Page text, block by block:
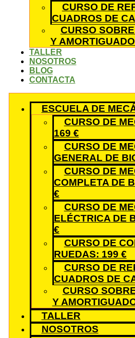
CURSO DE
CUADROS DE
CURSO
Y
TALLER
NOSOTROS
BLOG
CONTACTA
ESCUELA DE
CURSO DE
169 €
CURSO DE
GENERAL DE
CURSO DE
COMPLETA DE
€
CURSO DE
ELÉCTRICA DE
€
CURSO DE
RUEDAS: 199 €
CURSO DE
CUADROS DE
CURSO
Y
TALLER
NOSOTROS